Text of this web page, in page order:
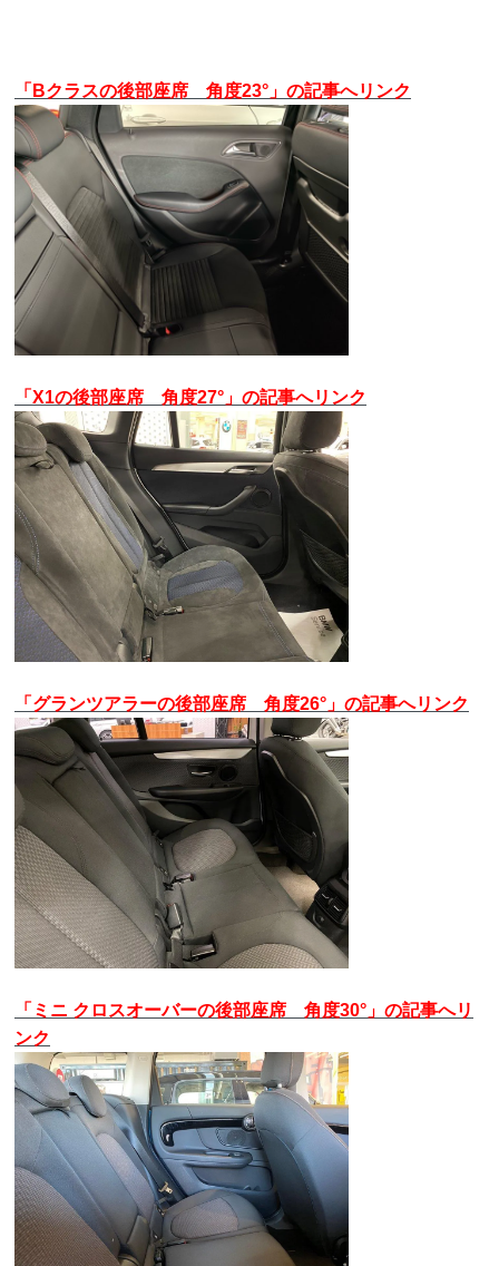
「Bクラスの後部座席 角度23°」の記事へリンク
「X1の後部座席 角度27°」の記事へリンク
「グランツアラーの後部座席 角度26°」の記事へリンク
「ミニ クロスオーバーの後部座席 角度30°」の記事へリ
ンク